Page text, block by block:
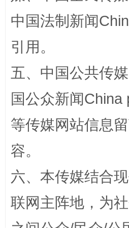
网上购药对药下症？
中国法制新闻
引用。
五、中国公共传
国公众新闻
等传媒网站信息
容。
六、本传媒结合
联网主阵地，为